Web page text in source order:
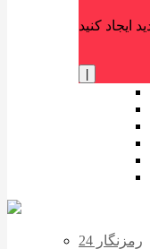
رمزنگار 24